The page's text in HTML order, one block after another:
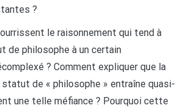
?
le raisonnement qui tend à
de philosophe à un certain
? Comment expliquer que la
de « philosophe » entraîne quasi-
une telle méfiance ? Pourquoi cette